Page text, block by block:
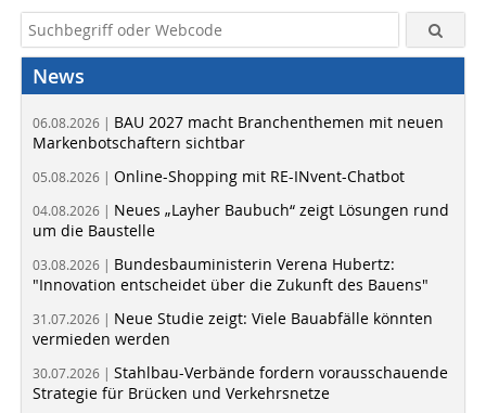
News
06.08.2026 | BAU 2027 macht Branchenthemen mit neuen
Markenbotschaftern sichtbar
05.08.2026 | Online-Shopping mit RE-INvent-Chatbot
04.08.2026 | Neues „Layher Baubuch“ zeigt Lösungen rund
um die Baustelle
03.08.2026 | Bundesbauministerin Verena Hubertz:
"Innovation entscheidet über die Zukunft des Bauens"
31.07.2026 | Neue Studie zeigt: Viele Bauabfälle könnten
vermieden werden
30.07.2026 | Stahlbau-Verbände fordern vorausschauende
Strategie für Brücken und Verkehrsnetze